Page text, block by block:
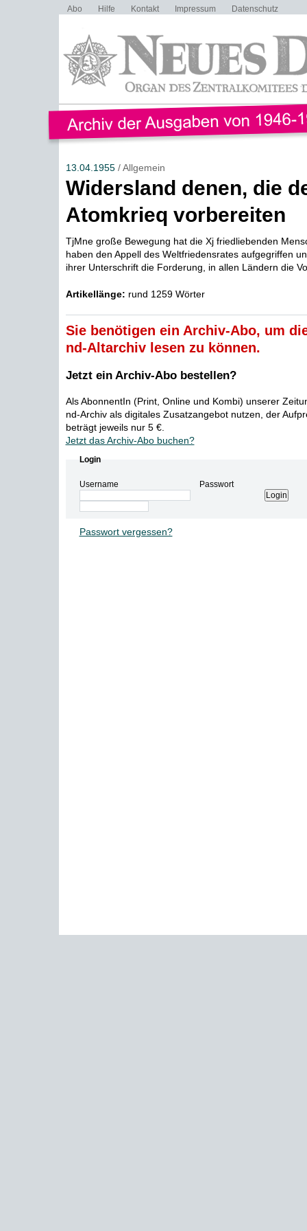
Abo Hilfe Kontakt Impressum Datenschutz
13.04.1955/ Allgemein
Widersland denen, die
Atomkrieq vorbereiten
TjMne große Bewegung hat die Xj friedliebenden
haben den Appell des Weltfriedensrates aufgegriffen
ihrer Unterschrift die Forderung, in allen Ländern die
Artikellänge: rund 1259 Wörter
Sie benötigen ein Archiv-Abo, um
nd-Altarchiv lesen zu können.
Jetzt ein Archiv-Abo bestellen?
Als AbonnentIn (Print, Online und Kombi) unserer
nd-Archiv als digitales Zusatzangebot nutzen, der
beträgt jeweils nur 5 €.
Jetzt das Archiv-Abo buchen?
Login
Username Passwort
Passwort vergessen?